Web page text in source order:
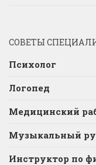
СОВЕТЫ
Психолог
Логопед
Медицинский
Музыкальный
Инструктор по